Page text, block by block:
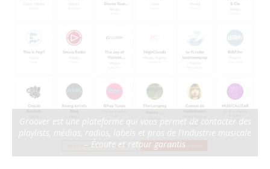
Groover est une plateforme qui vous permet de contacter des
playlists, médias, radios, labels et pros de l’industrie musicale
– Écoute et retour garantis